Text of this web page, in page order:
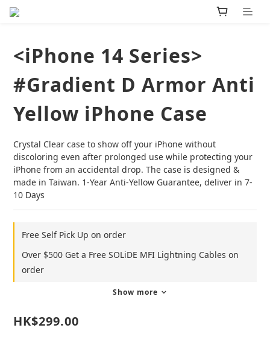
<iPhone 14 Series>
#Gradient D Armor Anti
Yellow iPhone Case
Crystal Clear case to show off your iPhone without
discoloring even after prolonged use while protecting your
iPhone from an accidental drop. The case is designed &
made in Taiwan. 1-Year Anti-Yellow Guarantee, deliver in 7-
10 Days
Free Self Pick Up on order
Over $500 Get a Free SOLiDE MFI Lightning Cables on
order
Show more
HK$299.00